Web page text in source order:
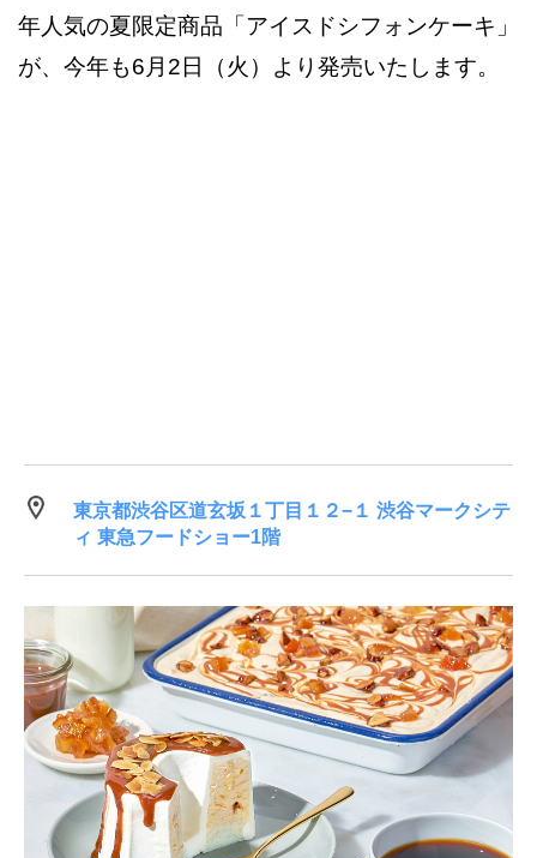
年人気の夏限定商品「アイスドシフォンケーキ」
が、今年も6月2日（火）より発売いたします。
東京都渋谷区道玄坂１丁目１２−１ 渋谷マークシテ
ィ 東急フードショー1階